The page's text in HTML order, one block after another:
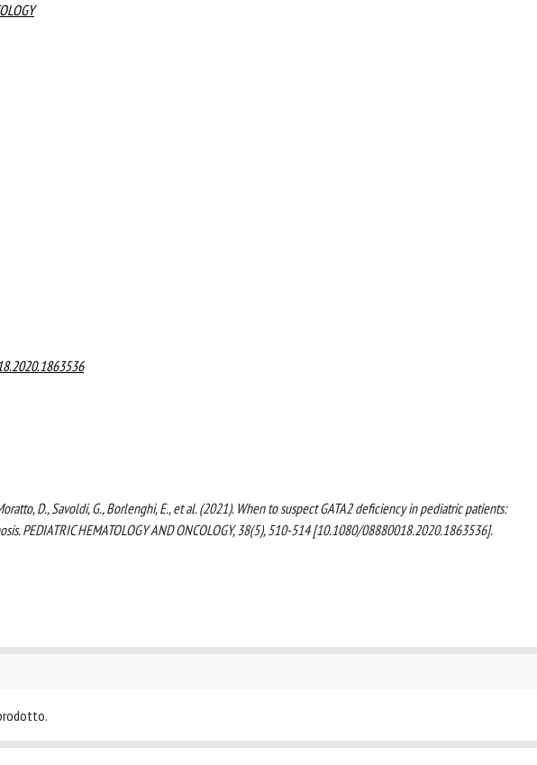
D., Savoldi, G., Borlenghi, E., et al. (2021). When to suspect GATA2 deficiency in pediatric patients:
PEDIATRIC HEMATOLOGY AND ONCOLOGY, 38(5), 510-514 [10.1080/08880018.2020.1863536].